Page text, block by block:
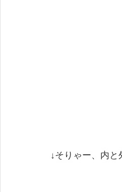
↓そりゃー、内